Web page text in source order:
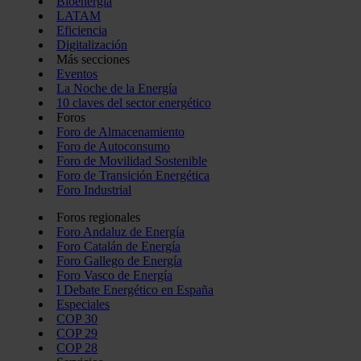
LATAM
Eficiencia
Digitalización
Más secciones
Eventos
La Noche de la Energía
10 claves del sector energético
Foros
Foro de Almacenamiento
Foro de Autoconsumo
Foro de Movilidad Sostenible
Foro de Transición Energética
Foro Industrial
Foros regionales
Foro Andaluz de Energía
Foro Catalán de Energía
Foro Gallego de Energía
Foro Vasco de Energía
I Debate Energético en España
Especiales
COP 30
COP 29
COP 28